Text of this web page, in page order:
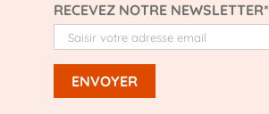
RECEVEZ NOTRE NEWSLETTER*